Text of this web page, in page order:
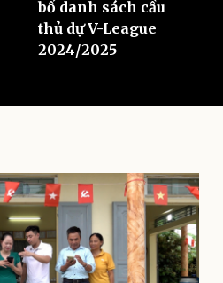
bố danh sách cầu
thủ dự V-League
2024/2025